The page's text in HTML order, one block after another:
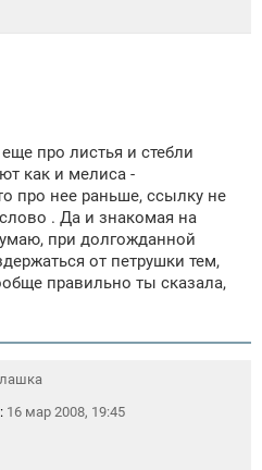
про листья и стебли
как и мелиса -
про нее раньше, ссылку не
. Да и знакомая на
при долгожданной
от петрушки тем,
правильно ты сказала,
16 мар 2008, 19:45